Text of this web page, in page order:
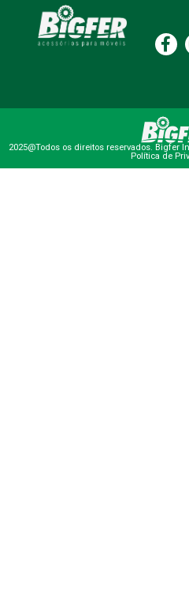
2025@Todos os direitos reservados. Bigfer
Política de